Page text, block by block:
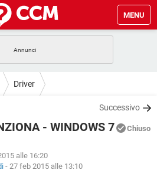
MENU
ANDROID
WHATSAPP
GAMING
WHATSAPP
GAMING
WINDOWS 10
GAMING
Driver
Successivo
- WINDOWS 7 Chiuso
alle 16:20
- 27 feb 2015 alle 13:10